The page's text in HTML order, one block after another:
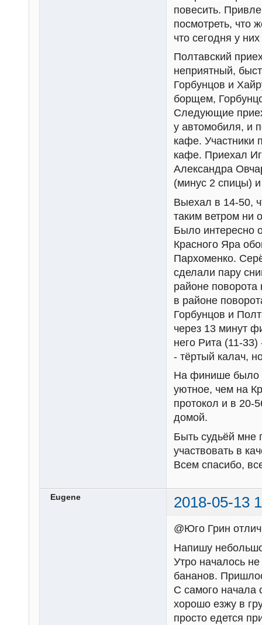
повесить.
посмотреть, что
что сегодня у
Полтавский
неприятный,
Горбунцов и
борщем,
Следующие
у автомобиля, и
кафе. Участники
кафе. Приехал
Александра
(минус 2 спицы)
Выехал в 14-50,
таким ветром ни
Было интересно
Красного Яра
Пархоменко.
сделали пару
районе
в районе
Горбунцов и
через 13 минут
него Рита (11-
- тёртый калач,
На финише было
уютное, чем на
протокол и в
домой.
Быть судьёй мне
участвовать в
Всем спасибо,
Eugene 2018-05-13
@Юго Грин
Напишу
Утро началось
бананов.
С самого начала
хорошо езжу в
просто едется